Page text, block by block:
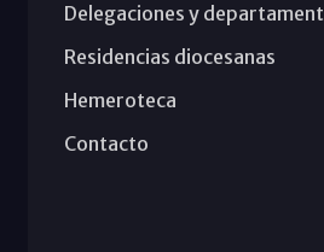
Delegaciones y
Residencias diocesanas
Hemeroteca
Contacto